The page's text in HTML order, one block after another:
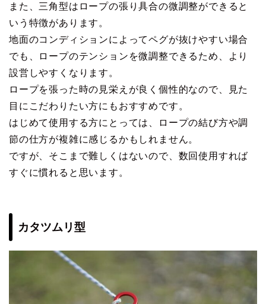
また、三角型はロープの張り具合の微調整ができると
いう特徴があります。
地面のコンディションによってペグが抜けやすい場合
でも、ロープのテンションを微調整できるため、より
設営しやすくなります。
ロープを張った時の見栄えが良く個性的なので、見た
目にこだわりたい方にもおすすめです。
はじめて使用する方にとっては、ロープの結び方や調
節の仕方が複雑に感じるかもしれません。
ですが、そこまで難しくはないので、数回使用すれば
すぐに慣れると思います。
カタツムリ型